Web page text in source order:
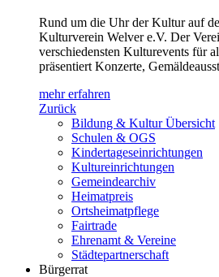
Rund um die Uhr der Kultur auf
Kulturverein Welver e.V. Der
verschiedensten Kulturevents für
präsentiert Konzerte,
mehr erfahren
Zurück
Bildung & Kultur Übersicht
Schulen & OGS
Kindertageseinrichtungen
Kultureinrichtungen
Gemeindearchiv
Heimatpreis
Ortsheimatpflege
Fairtrade
Ehrenamt & Vereine
Städtepartnerschaft
Bürgerrat